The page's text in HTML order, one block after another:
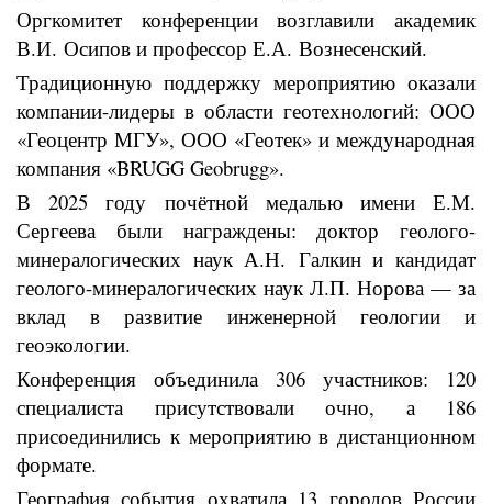
Оргкомитет конференции возглавили академик
В.И. Осипов и профессор Е.А. Вознесенский.
Традиционную поддержку мероприятию оказали
компании-лидеры в области геотехнологий: ООО
«Геоцентр МГУ», ООО «Геотек» и международная
компания «BRUGG Geobrugg».
В 2025 году почётной медалью имени Е.М.
Сергеева были награждены: доктор геолого-
минералогических наук А.Н. Галкин и кандидат
геолого-минералогических наук Л.П. Норова — за
вклад в развитие инженерной геологии и
геоэкологии.
Конференция объединила 306 участников: 120
специалиста присутствовали очно, а 186
присоединились к мероприятию в дистанционном
формате.
География события охватила 13 городов России